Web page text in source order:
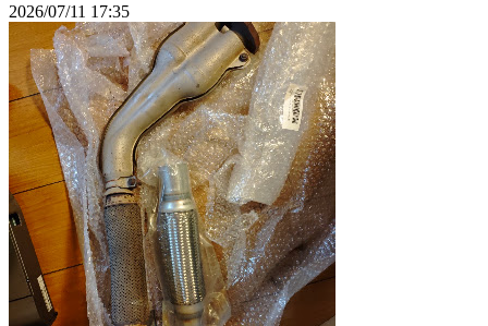
2026/07/11 17:35